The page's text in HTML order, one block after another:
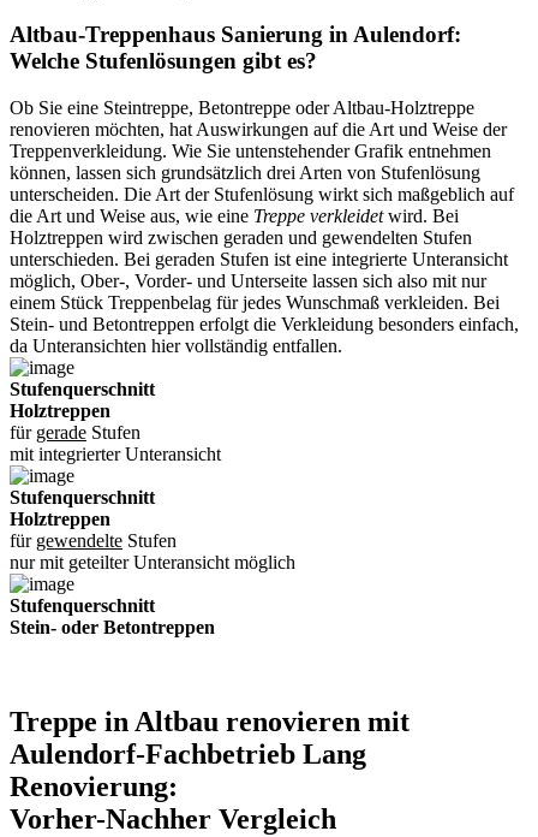
Altbau-Treppenhaus Sanierung in Aulendorf:
Welche Stufenlösungen gibt es?
Ob Sie eine Steintreppe, Betontreppe oder Altbau-Holztreppe
renovieren möchten, hat Auswirkungen auf die Art und Weise der
Treppenverkleidung. Wie Sie untenstehender Grafik entnehmen
können, lassen sich grundsätzlich drei Arten von Stufenlösung
unterscheiden. Die Art der Stufenlösung wirkt sich maßgeblich auf
die Art und Weise aus, wie eine Treppe verkleidetwird. Bei
Holztreppen wird zwischen geraden und gewendelten Stufen
unterschieden. Bei geraden Stufen ist eine integrierte Unteransicht
möglich, Ober-, Vorder- und Unterseite lassen sich also mit nur
einem Stück Treppenbelag für jedes Wunschmaß verkleiden. Bei
Stein- und Betontreppen erfolgt die Verkleidung besonders einfach,
da Unteransichten hier vollständig entfallen.
Stufenquerschnitt
Holztreppen
für gerade Stufen
mit integrierter Unteransicht
Stufenquerschnitt
Holztreppen
für gewendelte Stufen
nur mit geteilter Unteransicht möglich
Stufenquerschnitt
Stein- oder Betontreppen
Treppe in Altbau renovieren mit
Aulendorf-Fachbetrieb Lang
Renovierung:
Vorher-Nachher Vergleich